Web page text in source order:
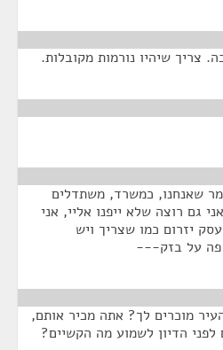
צריך שיהיו נורמות מקובלות.
שאנחנו, כמשרד, משתדלים
גם רוצה שלא ייפנו אליי, אני
יזרום כמו שצריך ויש
פה על בזק---
מוכרים לך? אתה מכיר אותם,
הדיון לשמוע מה הקשיים?